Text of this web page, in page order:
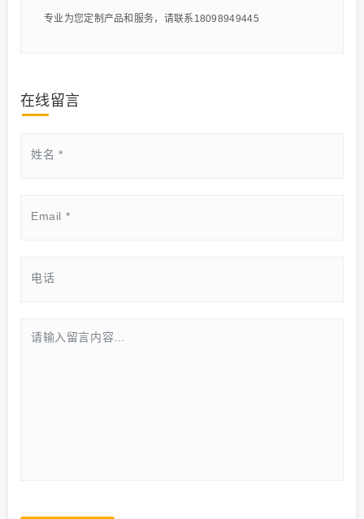
专业为您定制产品和服务，请联系18098949445
在线留言